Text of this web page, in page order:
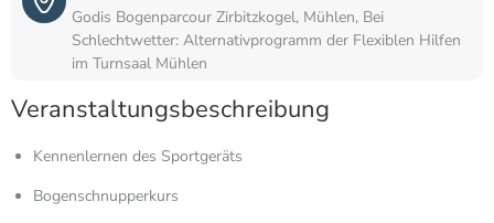
Godis Bogenparcour Zirbitzkogel, Mühlen, Bei
Schlechtwetter: Alternativprogramm der Flexiblen Hilfen
im Turnsaal Mühlen
Veranstaltungsbeschreibung
Kennenlernen des Sportgeräts
Bogenschnupperkurs